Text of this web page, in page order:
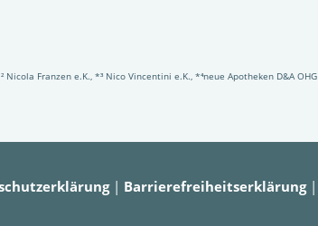
Nicola Franzen e.K., *³ Nico Vincentini e.K., *⁴neue Apotheken D&A OHG
| Barrierefreiheitserklärung|